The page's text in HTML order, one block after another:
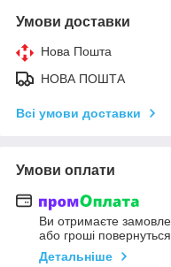
Умови доставки
Нова Пошта
НОВА ПОШТА
Всі умови доставки
Умови оплати
Ви отримаєте
або гроші
Детальніше